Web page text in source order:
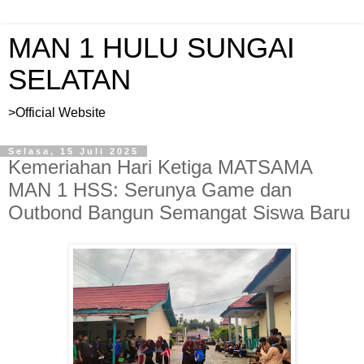
MAN 1 HULU SUNGAI
SELATAN
>Official Website
Selasa, 15 Juli 2025
Kemeriahan Hari Ketiga MATSAMA
MAN 1 HSS: Serunya Game dan
Outbond Bangun Semangat Siswa Baru